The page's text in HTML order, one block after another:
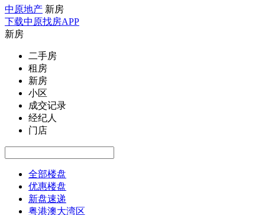
中原地产 新房
下载中原找房APP
新房
二手房
租房
新房
小区
成交记录
经纪人
门店
全部楼盘
优惠楼盘
新盘速递
粤港澳大湾区